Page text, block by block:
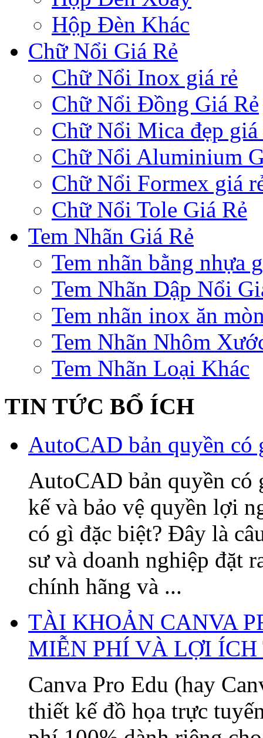
Hộp Đèn Khác
Chữ Nổi Giá Rẻ
Chữ Nổi Inox giá rẻ
Chữ Nổi Đồng Giá Rẻ
Chữ Nổi Mica đẹp giá
Chữ Nổi Aluminium
Chữ Nổi Formex giá
Chữ Nổi Tole Giá Rẻ
Tem Nhãn Giá Rẻ
Tem nhãn bằng nhựa
Tem Nhãn Dập Nổi
Tem nhãn inox ăn
Tem Nhãn Nhôm
Tem Nhãn Loại Khác
TIN TỨC BỔ ÍCH
AutoCAD bản quyền có
AutoCAD bản quyền có
kế và bảo vệ quyền lợi
có gì đặc biệt? Đây là
sư và doanh nghiệp đặt
chính hãng và ...
TÀI KHOẢN CANVA
MIỄN PHÍ VÀ LỢI
Canva Pro Edu (hay
thiết kế đồ họa trực